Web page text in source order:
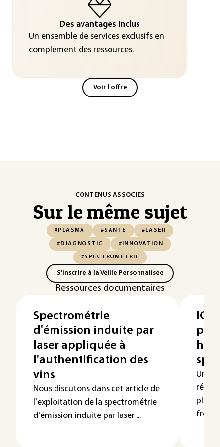
Des avantages inclus
Un ensemble de services exclusifs en
complément des ressources.
Voir l'offre
CONTENUS ASSOCIÉS
Sur le même sujet
#PLASMA #SANTÉ #LASER
#DIAGNOSTIC #INNOVATION
#SPECTROMÉTRIE
S'inscrire à la Veille Personnalisée
Ressources documentaires
Spectrométrie
d'émission induite par
laser appliquée à
l'authentification des
vins
Nous discutons dans cet article de
l'exploitation de la spectrométrie
d'émission induite par laser ...
Un